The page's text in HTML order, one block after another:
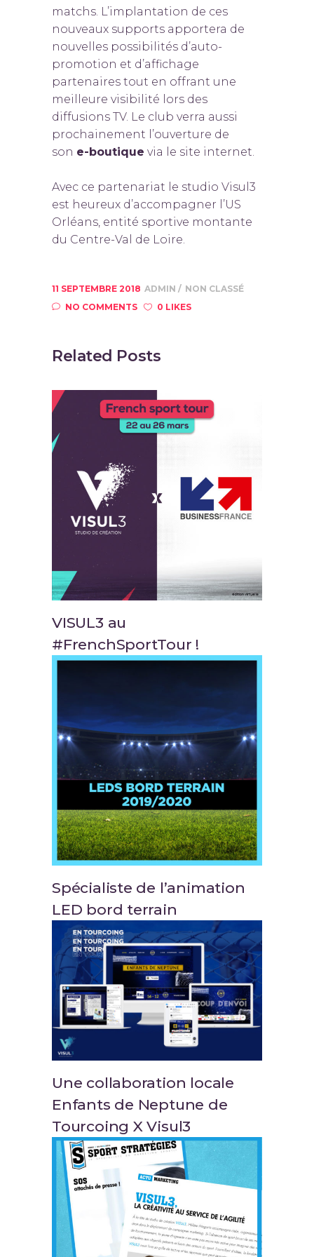
matchs. L’implantation de ces
nouveaux supports apportera de
nouvelles possibilités d’auto-
promotion et d’affichage
partenaires tout en offrant une
meilleure visibilité lors des
diffusions TV. Le club verra aussi
prochainement l’ouverture de
son e-boutique via le site internet.
Avec ce partenariat le studio Visul3
est heureux d’accompagner l’US
Orléans, entité sportive montante
du Centre-Val de Loire.
11 SEPTEMBRE 2018 ADMIN
NON CLASSÉ
NO COMMENTS
0 LIKES
Related Posts
VISUL3 au
#FrenchSportTour !
Spécialiste de l’animation
LED bord terrain
Une collaboration locale
Enfants de Neptune de
Tourcoing X Visul3